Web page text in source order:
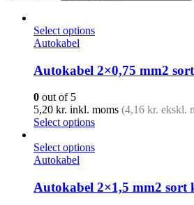
Select options
Autokabel
Autokabel 2×0,75 mm2
0 out of 5
5,20 kr. inkl. moms (4,16 kr. ekskl.
Select options
Select options
Autokabel
Autokabel 2×1,5 mm2 sort